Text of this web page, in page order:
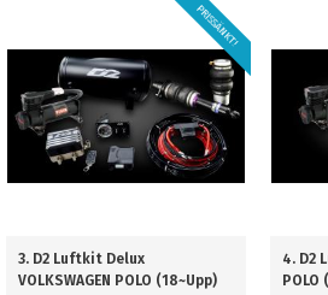
3. D2 Luftkit Delux
VOLKSWAGEN POLO (18~Upp)
PRISSÄNKT!
4. D2
POLO